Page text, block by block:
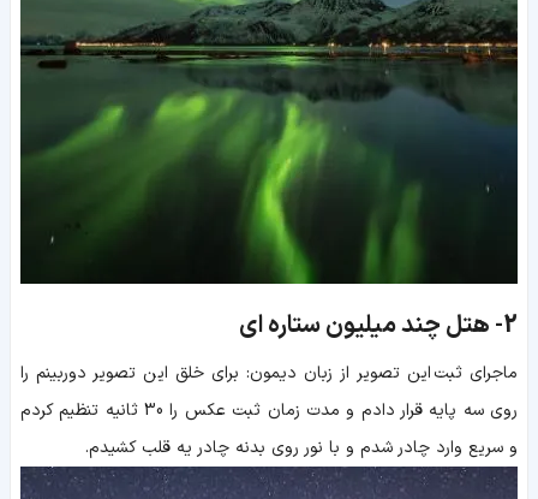
2- هتل چند میلیون ستاره ای
ماجرای ثبت این تصویر از زبان دیمون: برای خلق این تصویر دوربینم را
روی سه پایه قرار دادم و مدت زمان ثبت عکس را 30 ثانیه تنظیم کردم
و سریع وارد چادر شدم و با نور روی بدنه چادر یه قلب کشیدم.